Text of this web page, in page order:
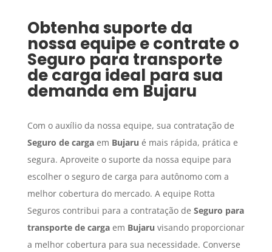
Obtenha suporte da
nossa equipe e contrate o
Seguro para transporte
de carga ideal para sua
demanda em Bujaru
Com o auxílio da nossa equipe, sua contratação de
Seguro de cargaem Bujaru é mais rápida, prática e
segura. Aproveite o suporte da nossa equipe para
escolher o seguro de carga para autônomo com a
melhor cobertura do mercado. A equipe Rotta
Seguros contribui para a contratação de Seguro para
transporte de cargaem Bujaru visando proporcionar
a melhor cobertura para sua necessidade. Converse